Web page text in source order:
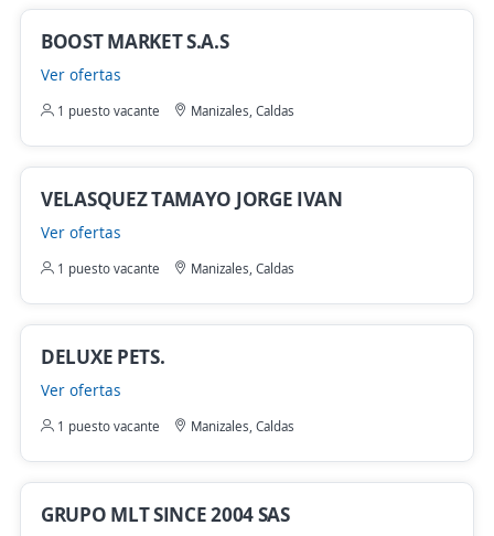
BOOST MARKET S.A.S
Ver ofertas
1 puesto vacante Manizales, Caldas
VELASQUEZ TAMAYO JORGE IVAN
Ver ofertas
1 puesto vacante Manizales, Caldas
DELUXE PETS.
Ver ofertas
1 puesto vacante Manizales, Caldas
GRUPO MLT SINCE 2004 SAS